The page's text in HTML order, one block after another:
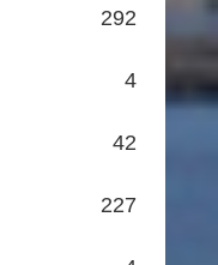
292
4
42
227